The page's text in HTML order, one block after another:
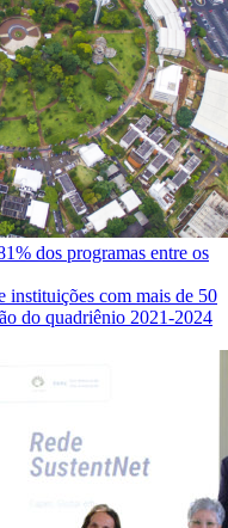
dos programas entre os
instituições com mais de 50
do quadriênio 2021-2024